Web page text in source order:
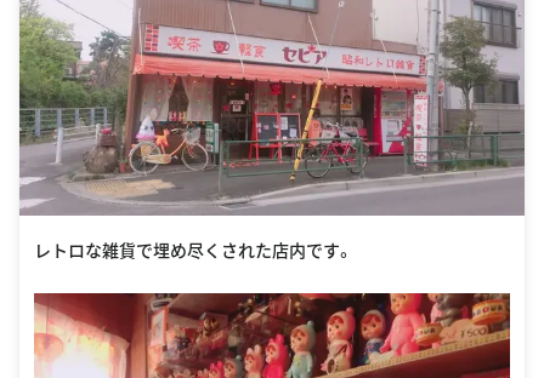
レトロな雑貨で埋め尽くされた店内です。